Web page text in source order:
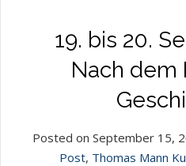
19. bis 20.
Nach dem
Posted on September 15,
Post, Thomas Mann